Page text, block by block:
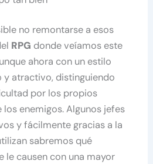
no remontarse a esos
RPG donde veíamos este
ahora con un estilo
y atractivo, distinguiendo
por los propios
enemigos. Algunos jefes
y fácilmente gracias a la
sabremos qué
le causen con una mayor